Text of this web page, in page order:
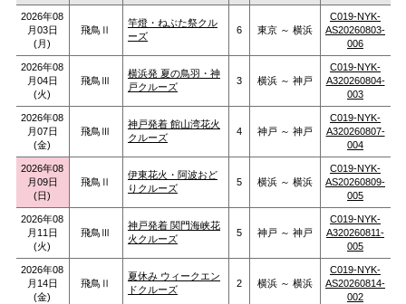
2026年08
月03日
(月)
飛鳥Ⅱ
竿燈・ねぶた祭クル
ーズ
6 東京 ～ 横浜
C019-NYK-
AS20260803-
006
2026年08
月04日
(火)
飛鳥Ⅲ
横浜発 夏の鳥羽・神
戸クルーズ
3 横浜 ～ 神戸
C019-NYK-
A320260804-
003
2026年08
月07日
(金)
飛鳥Ⅲ
神戸発着 館山湾花火
クルーズ
4 神戸 ～ 神戸
C019-NYK-
A320260807-
004
2026年08
月09日
(日)
飛鳥Ⅱ
伊東花火・阿波おど
りクルーズ
5 横浜 ～ 横浜
C019-NYK-
AS20260809-
005
2026年08
月11日
(火)
飛鳥Ⅲ
神戸発着 関門海峡花
火クルーズ
5 神戸 ～ 神戸
C019-NYK-
A320260811-
005
2026年08
月14日
(金)
飛鳥Ⅱ
夏休み ウィークエン
ドクルーズ
2 横浜 ～ 横浜
C019-NYK-
AS20260814-
002